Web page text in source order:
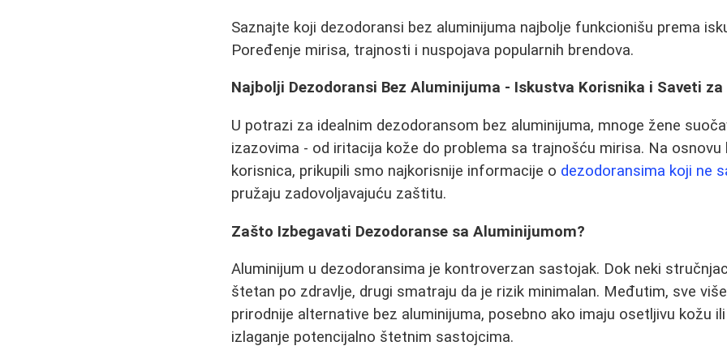
Saznajte koji dezodoransi bez aluminijuma najbolje funkcionišu prema
Poređenje mirisa, trajnosti i nuspojava popularnih brendova.
Najbolji Dezodoransi Bez Aluminijuma - Iskustva Korisnika i Saveti za
U potrazi za idealnim dezodoransom bez aluminijuma, mnoge žene
izazovima - od iritacija kože do problema sa trajnošću mirisa. Na osnovu
korisnica, prikupili smo najkorisnije informacije o dezodoransima koji ne
pružaju zadovoljavajuću zaštitu.
Zašto Izbegavati Dezodoranse sa Aluminijumom?
Aluminijum u dezodoransima je kontroverzan sastojak. Dok neki
štetan po zdravlje, drugi smatraju da je rizik minimalan. Međutim, sve
prirodnije alternative bez aluminijuma, posebno ako imaju osetljivu kožu
izlaganje potencijalno štetnim sastojcima.